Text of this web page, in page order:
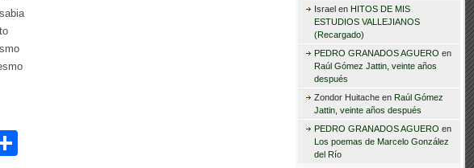
Israelen HITOS DE MIS
ESTUDIOS VALLEJIANOS
(Recargado)
PEDRO GRANADOS AGUERO en
Raúl Gómez Jattin, veinte años
después
Zondor Huitacheen Raúl Gómez
Jattin, veinte años después
PEDRO GRANADOS AGUERO en
Los poemas de Marcelo González
del Río